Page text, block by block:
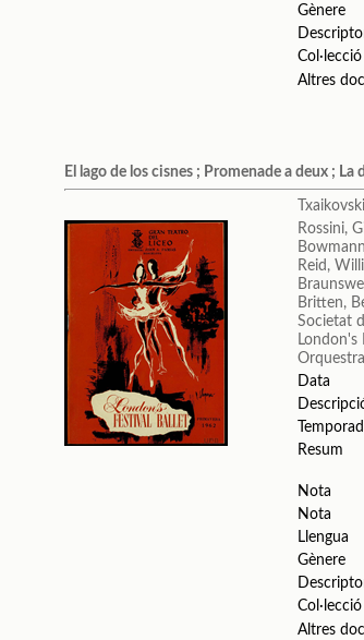
Gènere
Col·lecció
Altres
El lago de los cisnes ; Promenade a deux ; La
Rossini,
Reid,
Britten,
Societat
London's
Data
Resum
Nota
Nota
Llengua
Gènere
Col·lecció
Altres